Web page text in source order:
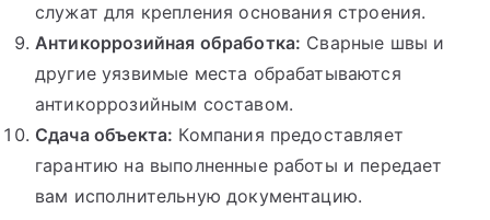
служат для крепления основания строения.
Антикоррозийная обработка: Сварные швы и
другие уязвимые места обрабатываются
антикоррозийным составом.
Сдача объекта: Компания предоставляет
гарантию на выполненные работы и передает
вам исполнительную документацию.